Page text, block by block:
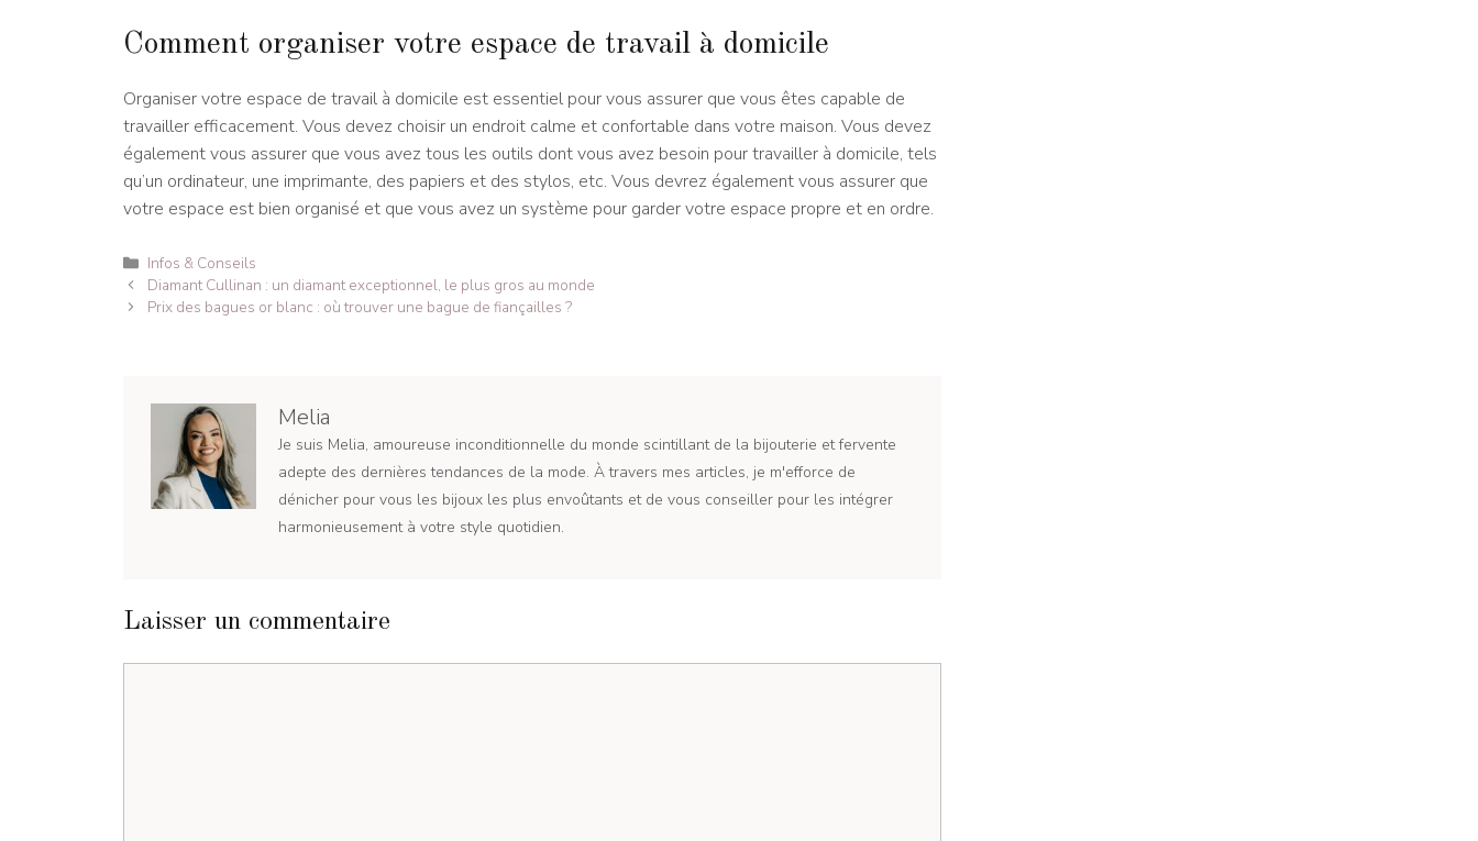
Comment organiser votre espace de travail à domicile
Organiser votre espace de travail à domicile est essentiel pour vous assurer que vous êtes capable de
travailler efficacement. Vous devez choisir un endroit calme et confortable dans votre maison. Vous devez
également vous assurer que vous avez tous les outils dont vous avez besoin pour travailler à domicile, tels
qu’un ordinateur, une imprimante, des papiers et des stylos, etc. Vous devrez également vous assurer que
votre espace est bien organisé et que vous avez un système pour garder votre espace propre et en ordre.
Catégories
Infos & Conseils
Navigation
des
Diamant Cullinan : un diamant exceptionnel, le plus gros au monde
Prix des bagues or blanc : où trouver une bague de fiançailles ?
Melia
Je suis Melia, amoureuse inconditionnelle du monde scintillant de la bijouterie et fervente
adepte des dernières tendances de la mode. À travers mes articles, je m'efforce de
dénicher pour vous les bijoux les plus envoûtants et de vous conseiller pour les intégrer
harmonieusement à votre style quotidien.
Laisser un commentaire